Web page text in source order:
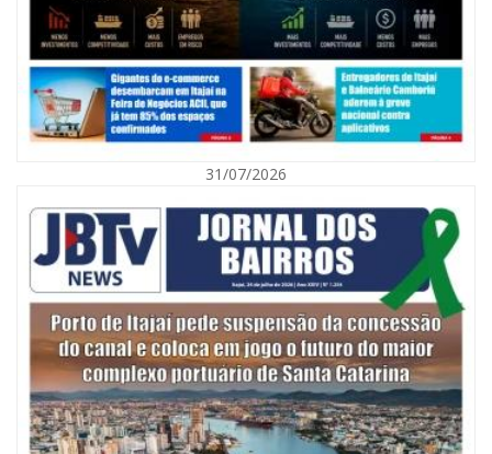
Itajaí avança na implantação do Método Wolbachia para o combate à
ITAPEMA
31/07/2026